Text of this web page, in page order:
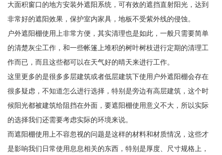
大面积窗口的地方安装外遮阳系统，可有效的遮挡直射阳光，达到
非常好的遮阳效果，保护室内家具，地板不受紫外线的侵蚀。
户外遮阳棚使用上非常方便，其实清理也是如此，一般只需要简单
的清楚灰尘工作，和一些帐篷上堆积的树叶树枝进行定期的清理工
作而已，而且这些都可以在天气好的晴天来进行工作。
这里更多的是很多多层建筑或者低层建筑下使用户外遮阳棚会存在
很多疑虑，不知道怎么进行选择，特别是旁边有高层建筑，这个时
候阳光都被建筑给阻挡在外面，要遮阳棚使用意义不大，所以实际
的选择我们还需要考虑实际的环境来说。
而遮阳棚使用上不容忽视的问题是这样的材料和材质情况，这些才
是影响我们日常使用息息相关的东西，特别是厚度、尺寸规格上，